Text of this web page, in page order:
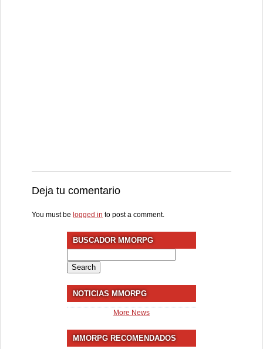
Deja tu comentario
You must be logged in to post a comment.
BUSCADOR MMORPG
for:
NOTICIAS MMORPG
More News
MMORPG RECOMENDADOS